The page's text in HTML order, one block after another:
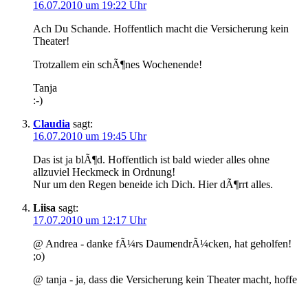
16.07.2010 um 19:22 Uhr
Ach Du Schande. Hoffentlich macht die Versicherung kein
Theater!
Trotzallem ein schÃ¶nes Wochenende!
Tanja
:-)
Claudia sagt:
16.07.2010 um 19:45 Uhr
Das ist ja blÃ¶d. Hoffentlich ist bald wieder alles ohne
allzuviel Heckmeck in Ordnung!
Nur um den Regen beneide ich Dich. Hier dÃ¶rrt alles.
Liisa sagt:
17.07.2010 um 12:17 Uhr
@ Andrea - danke fÃ¼rs DaumendrÃ¼cken, hat geholfen!
;o)
@ tanja - ja, dass die Versicherung kein Theater macht, hoffe